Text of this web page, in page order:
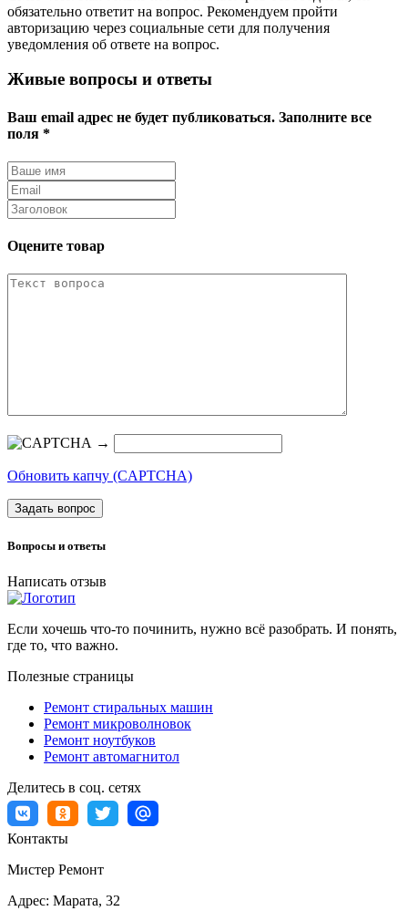
обязательно ответит на вопрос. Рекомендуем пройти
авторизацию через социальные сети для получения
уведомления об ответе на вопрос.
Живые вопросы и ответы
Ваш email адрес не будет публиковаться. Заполните все
поля *
Оцените товар
→
Обновить капчу (CAPTCHA)
Задать вопрос
Вопросы и ответы
Написать отзыв
Если хочешь что-то починить, нужно всё разобрать. И понять,
где то, что важно.
Полезные страницы
Ремонт стиральных машин
Ремонт микроволновок
Ремонт ноутбуков
Ремонт автомагнитол
Делитесь в соц. сетях
Контакты
Мистер Ремонт
Адрес: Марата, 32